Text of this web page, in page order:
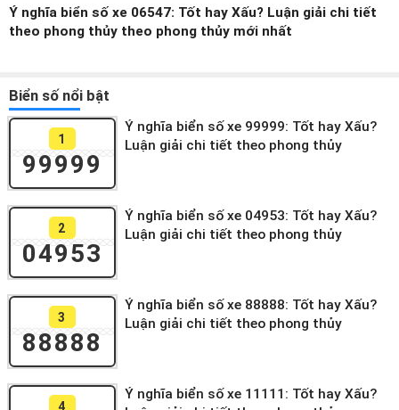
Ý nghĩa biển số xe 06547: Tốt hay Xấu? Luận giải chi tiết
theo phong thủy theo phong thủy mới nhất
Biển số nổi bật
1
99999
Ý nghĩa biển số xe 99999: Tốt hay Xấu?
Luận giải chi tiết theo phong thủy
2
04953
Ý nghĩa biển số xe 04953: Tốt hay Xấu?
Luận giải chi tiết theo phong thủy
3
88888
Ý nghĩa biển số xe 88888: Tốt hay Xấu?
Luận giải chi tiết theo phong thủy
4
Ý nghĩa biển số xe 11111: Tốt hay Xấu?